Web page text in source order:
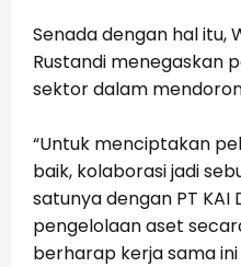
Senada dengan hal itu,
Rustandi menegaskan
sektor dalam
“Untuk menciptakan
baik, kolaborasi jadi
satunya dengan PT
pengelolaan aset
berharap kerja sama